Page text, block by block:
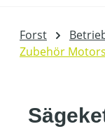
Forst
Zubehör